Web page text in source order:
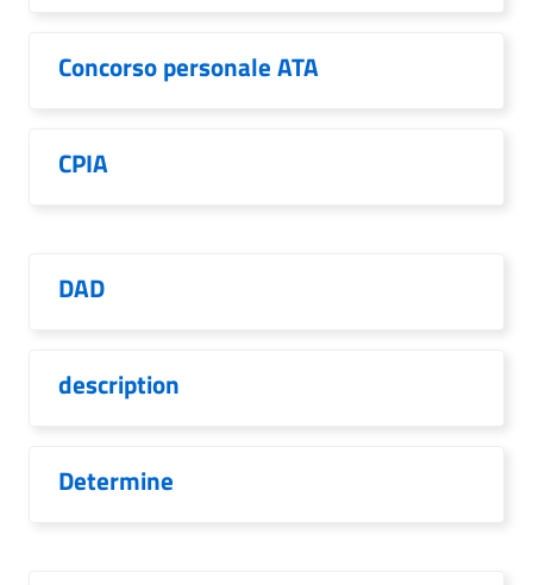
Concorso personale ATA
CPIA
DAD
description
Determine